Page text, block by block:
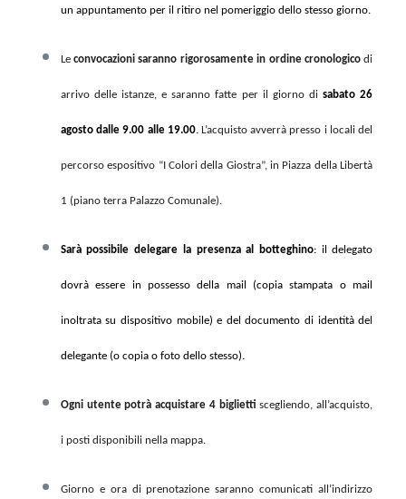
un appuntamento per il ritiro nel pomeriggio dello stesso giorno.
Leconvocazioni saranno rigorosamente in ordine cronologicodi
arrivo delle istanze, e saranno fatte per il giorno disabato 26
agosto dalle 9.00 alle 19.00. L’acquisto avverrà presso i locali del
percorso espositivo “I Colori della Giostra”, in Piazza della Libertà
1 (piano terra Palazzo Comunale).
Sarà possibile delegare la presenza al botteghino: il delegato
dovrà essere in possesso della mail (copia stampata o mail
inoltrata su dispositivo mobile) e del documento di identità del
delegante (o copia o foto dello stesso).
Ogni utente potrà acquistare 4 bigliettiscegliendo, all’acquisto,
i posti disponibili nella mappa.
Giorno e ora di prenotazione saranno comunicati all’indirizzo